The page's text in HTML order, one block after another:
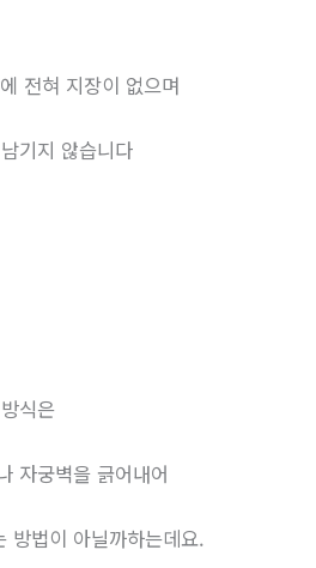
전혀 지장이 없으며
기지 않습니다
식은
자궁벽을 긁어내어
방법이 아닐까하는데요.